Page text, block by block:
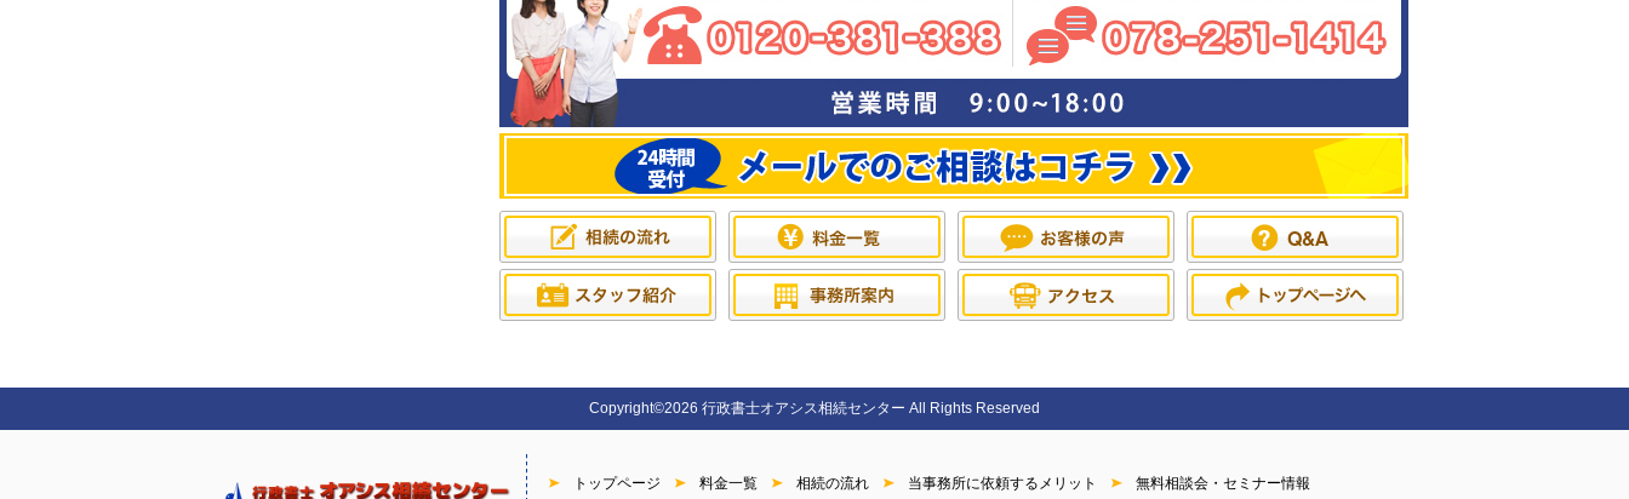
Copyright©2026 行政書士オアシス相続センター All Rights Reserved
トップページ 料金一覧 相続の流れ 当事務所に依頼するメリット 無料相談会・セミナー情報